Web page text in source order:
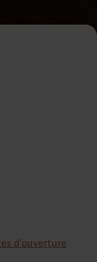
d'ouverture